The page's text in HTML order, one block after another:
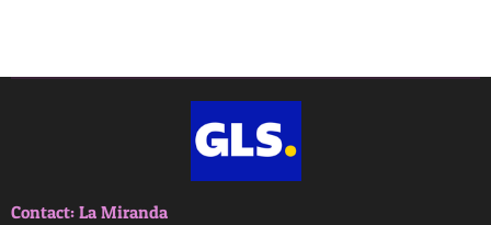
Contact: La Miranda